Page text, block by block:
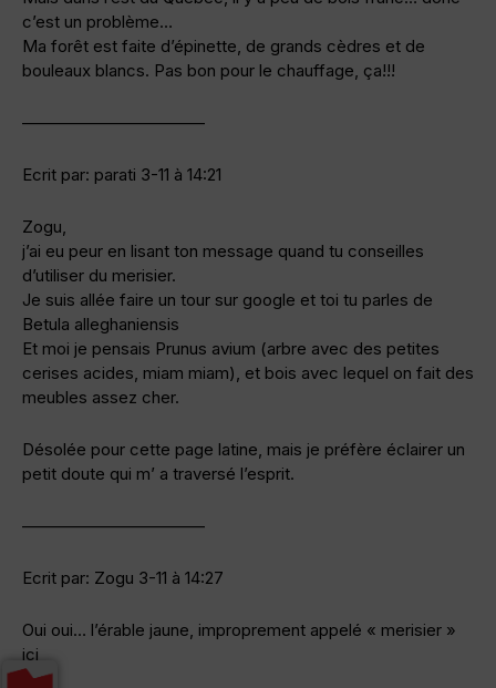
c’est un problème…
Ma forêt est faite d’épinette, de grands cèdres et de
bouleaux blancs. Pas bon pour le chauffage, ça!!!
———————————
Ecrit par: parati 3-11 à 14:21
Zogu,
j’ai eu peur en lisant ton message quand tu conseilles
d’utiliser du merisier.
Je suis allée faire un tour sur google et toi tu parles de
Betula alleghaniensis
Et moi je pensais Prunus avium (arbre avec des petites
cerises acides, miam miam), et bois avec lequel on fait des
meubles assez cher.
Désolée pour cette page latine, mais je préfère éclairer un
petit doute qui m’ a traversé l’esprit.
———————————
Ecrit par: Zogu 3-11 à 14:27
Oui oui… l’érable jaune, improprement appelé « merisier »
ici